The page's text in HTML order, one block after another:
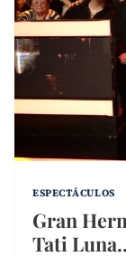
ESPECTÁCULOS
Gran
Tati